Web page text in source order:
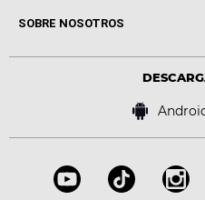
Locutores Europa FM
Cine y Televisión
Virales
SOBRE NOSOTROS
Bases de concursos